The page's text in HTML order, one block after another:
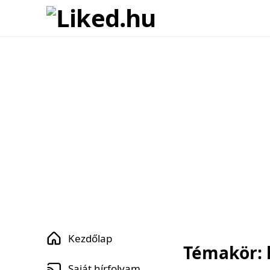
Témakör:
Kezdőlap